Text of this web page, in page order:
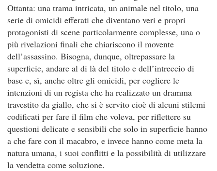
Ottanta: una trama intricata, un animale nel titolo, una
serie di omicidi efferati che diventano veri e propri
protagonisti di scene particolarmente complesse, una o
più rivelazioni finali che chiariscono il movente
dell’assassino. Bisogna, dunque, oltrepassare la
superficie, andare al di là del titolo e dell’intreccio di
base e, sì, anche oltre gli omicidi, per cogliere le
intenzioni di un regista che ha realizzato un dramma
travestito da giallo, che si è servito cioè di alcuni stilemi
codificati per fare il film che voleva, per riflettere su
questioni delicate e sensibili che solo in superficie hanno
a che fare con il macabro, e invece hanno come meta la
natura umana, i suoi conflitti e la possibilità di utilizzare
la vendetta come soluzione.